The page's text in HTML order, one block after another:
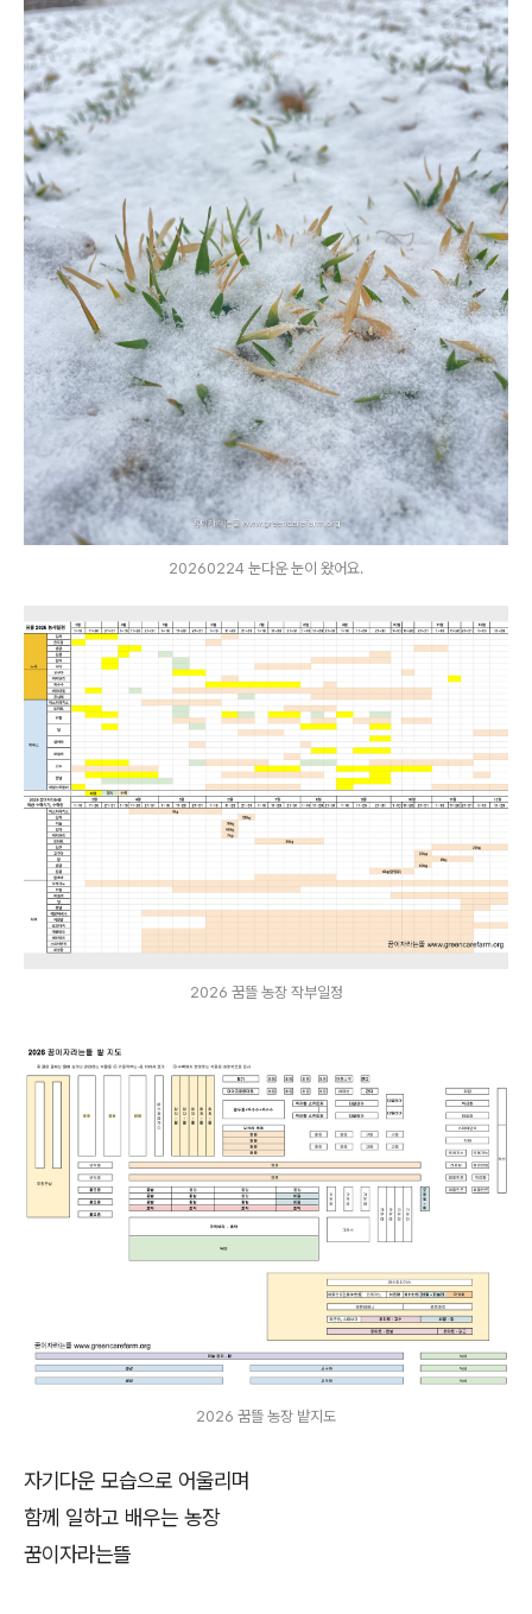
20260224 눈다운 눈이 왔어요.
2026 꿈뜰 농장 작부일정
2026 꿈뜰 농장 밭지도
자기다운 모습으로 어울리며
함께 일하고 배우는 농장
꿈이자라는뜰